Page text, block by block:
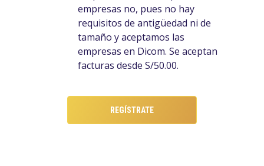
empresas no, pues no hay
requisitos de antigüedad ni de
tamaño y aceptamos las
empresas en Dicom. Se aceptan
facturas desde S/50.00.
REGÍSTRATE